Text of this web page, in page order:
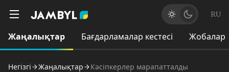
RU
Жаңалықтар Бағдарламалар кестесі Жобалар
Негізгі Жаңалықтар Кәсіпкерлер марапатталды